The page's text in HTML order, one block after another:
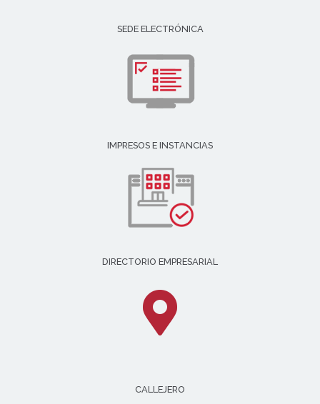
SEDE ELECTRÓNICA
IMPRESOS E INSTANCIAS
DIRECTORIO EMPRESARIAL
CALLEJERO